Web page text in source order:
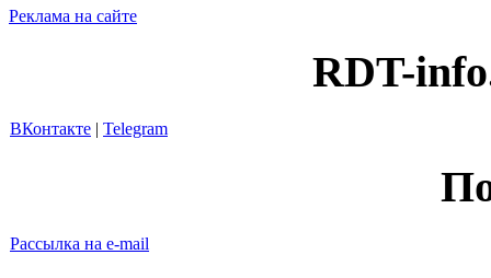
Реклама на сайте
RDT-
ВКонтакте | Telegram
Рассылка на e-mail